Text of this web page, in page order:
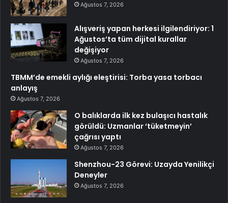
Ağustos 7, 2026
Alışveriş yapan herkesi ilgilendiriyor: 1
Ağustos’ta tüm dijital kurallar
değişiyor
Ağustos 7, 2026
TBMM’de emekli aylığı eleştirisi: Torba yasa torbacı
anlayış
Ağustos 7, 2026
O balıklarda ilk kez bulaşıcı hastalık
görüldü: Uzmanlar ‘tüketmeyin’
çağrısı yaptı
Ağustos 7, 2026
Shenzhou-23 Görevi: Uzayda Yenilikçi
Deneyler
Ağustos 7, 2026